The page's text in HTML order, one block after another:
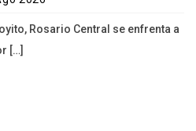
Rosario Central se enfrenta a
[…]